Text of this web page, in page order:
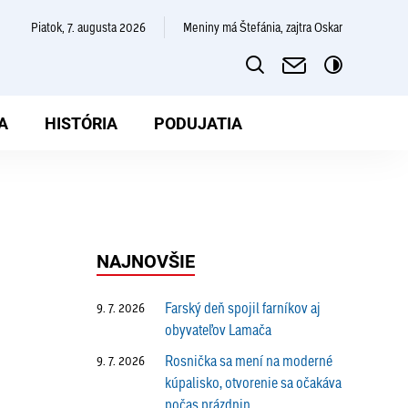
piatok, 7. augusta 2026 Meniny má Štefánia, zajtra Oskar
HISTÓRIA PODUJATIA
NAJNOVŠIE
9. 7. 2026
Farský deň spojil farníkov aj
obyvateľov Lamača
9. 7. 2026
Rosnička sa mení na moderné
kúpalisko, otvorenie sa očakáva